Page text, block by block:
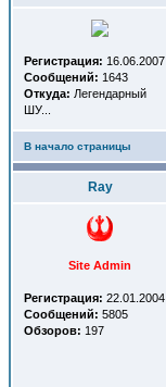
Регистрация: 16.06.2007
Сообщений: 1643
Откуда: Легендарный
ШУ...
В начало страницы
Ray
Site Admin
Регистрация: 22.01.2004
Сообщений: 5805
Обзоров: 197